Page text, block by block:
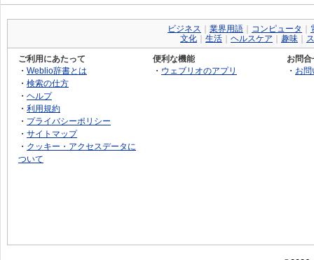
ビジネス 業界用語 コンピュータ
文化
生活 ヘルスケア 趣味
ご利用にあたって
・ Weblio辞書とは
・ 検索の仕方
・ ヘルプ
・ 利用規約
・ プライバシーポリシー
・ サイトマップ
・ クッキー・アクセスデータに
ついて
便利な機能
・ ウェブリオのアプリ
お問
・ お問